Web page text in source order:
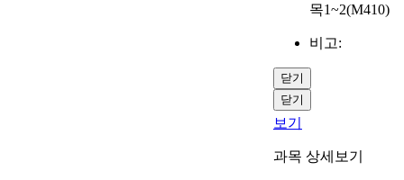
목1~2(M410)
비고:
닫기
닫기
보기
과목 상세보기